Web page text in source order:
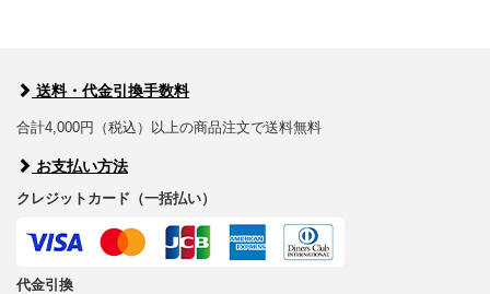
送料・代金引換手数料
合計4,000円（税込）以上の商品注文で送料無料
お支払い方法
クレジットカード（一括払い）
代金引換